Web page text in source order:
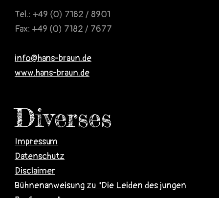
Tel.: +49 (0) 7182 / 8901
Fax: +49 (0) 7182 / 7677
info@hans-braun.de
www.hans-braun.de
Diverses
Impressum
Datenschutz
Disclaimer
Bühnenanweisung zu "Die Leiden des jungen